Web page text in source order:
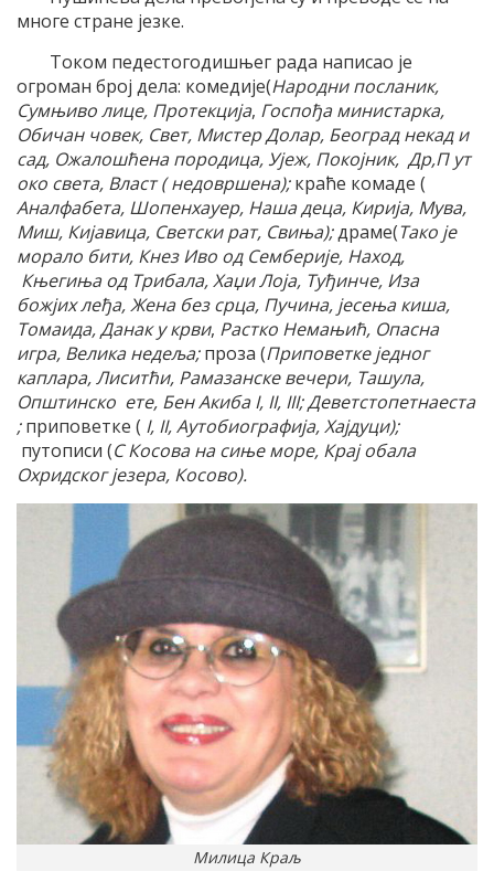
многе стране језке.
Током педестогодишњег рада написао је
огроман број дела: комедије(Народни посланик,
Сумњиво лице, Протекција, Госпођа министарка,
Обичан човек, Свет, Мистер Долар, Београд некад и
сад, Ожалошћена породица, Ујеж, Покојник, Др,П ут
око света, Власт ( недовршена);краће комаде (
Аналфабета, Шопенхауер, Наша деца, Кирија, Мува,
Миш, Кијавица, Светски рат, Свиња);драме(Тако је
морало бити, Кнез Иво од Семберије, Наход,
Књегиња од Трибала, Хаџи Лоја, Туђинче, Иза
божјих леђа, Жена без срца, Пучина, јесења киша,
Томаида, Данак у крви, Растко Немањић, Опасна
игра, Велика недеља;проза (Приповетке једног
каплара, Лиситћи, Рамазанске вечери, Ташула,
Општинско ете, Бен Акиба I, II, III; Деветстопетнаеста
;приповетке ( I, II, Аутобиографија, Хајдуци);
путописи (С Косова на сиње море, Крај обала
Охридског језера, Косово).
Милица Краљ